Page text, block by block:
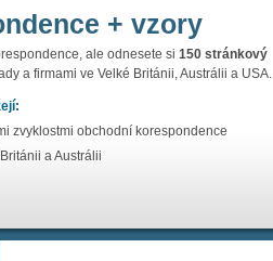
+ vzory
ale odnesete si 150 stránkový
a firmami ve Velké Británii, Austrálii a USA.
zvyklostmi obchodní korespondence
a Austrálii